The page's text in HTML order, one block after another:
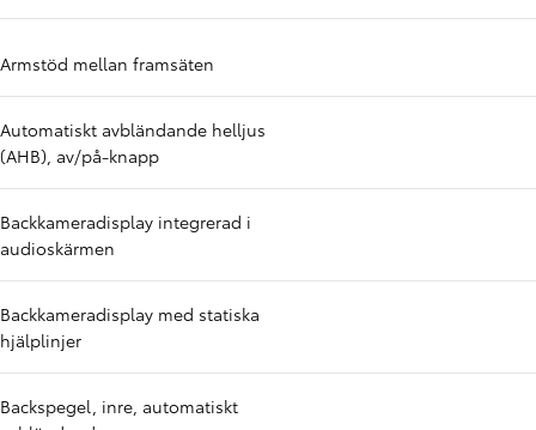
Armstöd mellan framsäten
Automatiskt avbländande helljus
(AHB), av/på-knapp
Backkameradisplay integrerad i
audioskärmen
Backkameradisplay med statiska
hjälplinjer
Backspegel, inre, automatiskt